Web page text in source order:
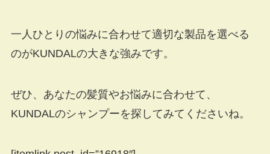
一人ひとりの悩みに合わせて適切な製品を選べる
のがKUNDALの大きな強みです。
ぜひ、あなたの髪質やお悩みに合わせて、
KUNDALのシャンプーを探してみてくださいね。